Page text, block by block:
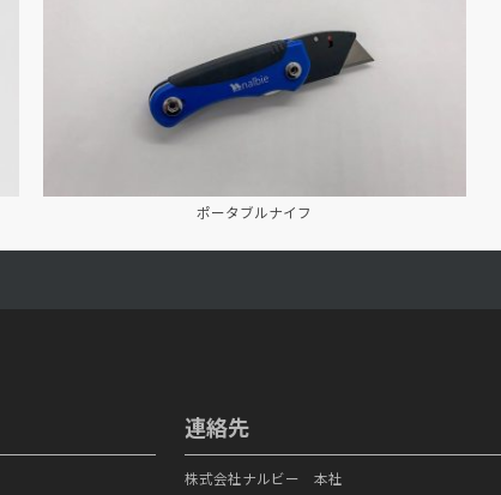
ポータブルナイフ
連絡先
株式会社ナルビー 本社